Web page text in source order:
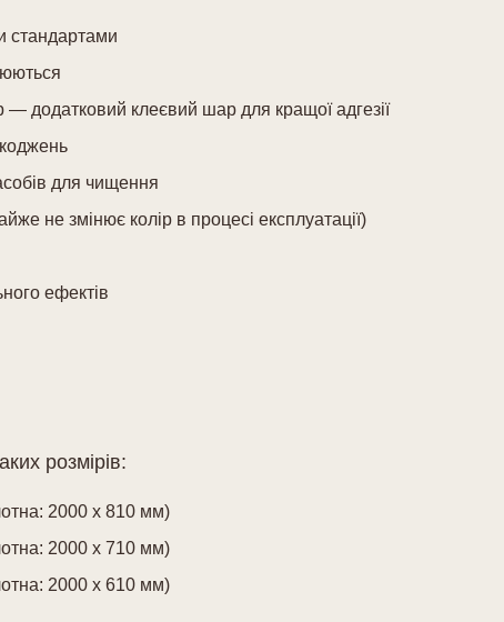
стандартами
— додатковий клеєвий шар для кращої адгезії
для чищення
не змінює колір в процесі експлуатації)
ефектів
розмірів:
2000 х 810 мм)
2000 х 710 мм)
2000 х 610 мм)